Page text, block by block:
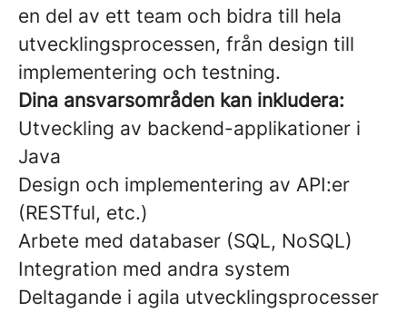
en del av ett team och bidra till hela
utvecklingsprocessen, från design till
implementering och testning.
Dina ansvarsområden kan inkludera:
Utveckling av backend-applikationer i
Java
Design och implementering av API:er
(RESTful, etc.)
Arbete med databaser (SQL, NoSQL)
Integration med andra system
Deltagande i agila utvecklingsprocesser